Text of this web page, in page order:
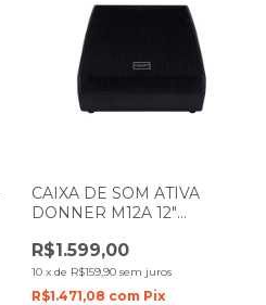
CAIXA DE SOM ATIVA
DONNER M12A 12"
LL AUDIO
R$1.599,00
10 x de R$159,90 sem juros
R$1.471,08 com Pix